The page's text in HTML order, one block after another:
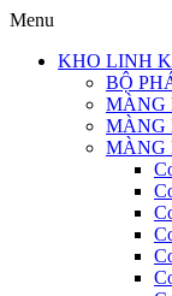
Menu
KHO LINH
BỘ
MÀNG
MÀNG
MÀNG